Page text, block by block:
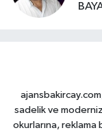
sadelik ve
okurlarına,